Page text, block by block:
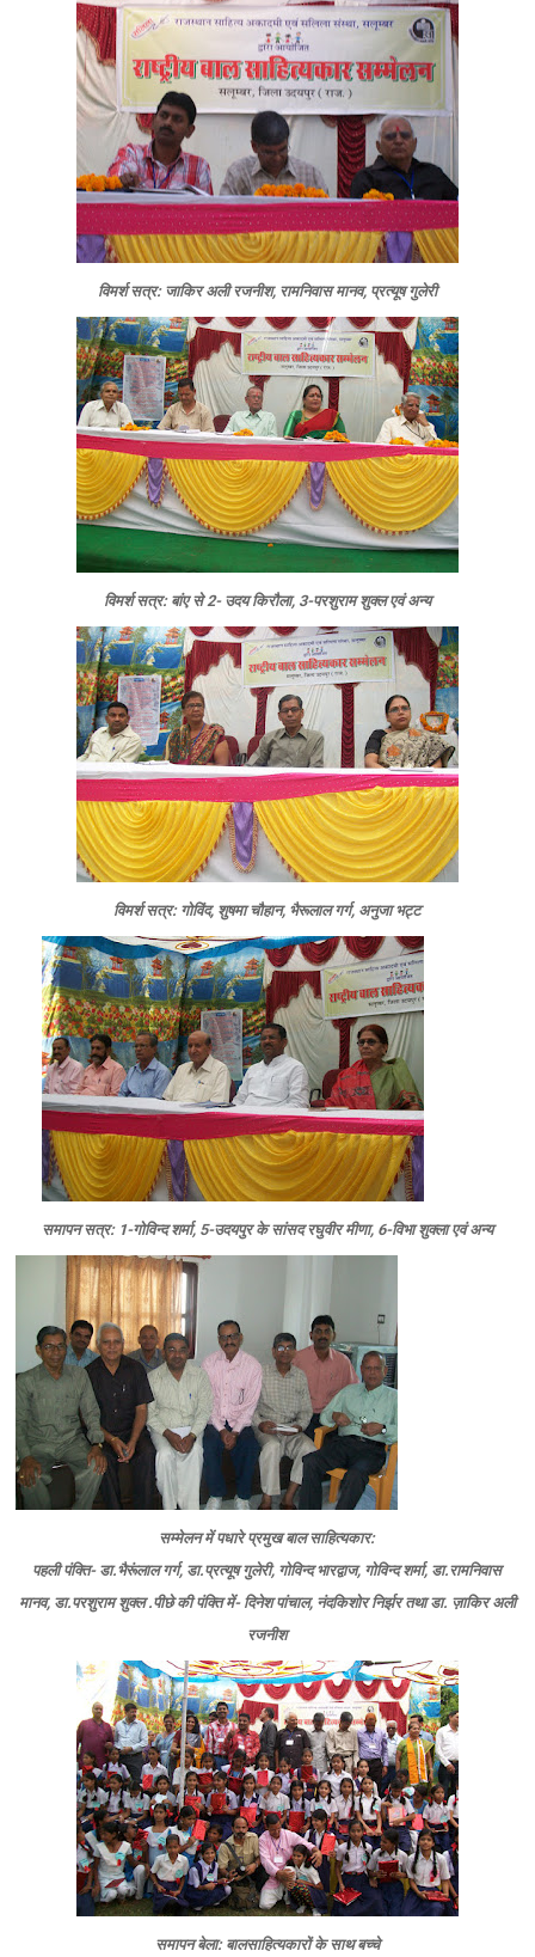
विमर्श सत्र: जाकिर अली रजनीश, रामनिवास मानव, प्रत्‍यूष गुलेरी
विमर्श सत्र: बांए से 2- उदय किरौला, 3-परशुराम शुक्‍ल एवं अन्‍य
विमर्श सत्र: गोविंद, शुषमा चौहान, भैरूलाल गर्ग, अनुजा भट्ट
समापन सत्र: 1-गोविन्‍द शर्मा, 5-उदयपुर के सांसद रघुवीर मीणा, 6-विभा शुक्‍ला एवं अन्‍य
सम्‍मेलन में पधारे प्रमुख बाल साहित्‍यकार:
पहली पंक्ति- डा.भैरूंलाल गर्ग, डा.प्रत्यूष गुलेरी, गोविन्द भारद्वाज, गोविन्द शर्मा, डा.रामनिवास
मानव, डा.परशुराम शुक्ल .पीछे की पंक्ति में- दिनेश पांचाल, नंदकिशोर निर्झर तथा डा. ज़ाकिर अली
रजनीश
समापन बेला: बालसाहित्‍यकारों के साथ बच्‍चे